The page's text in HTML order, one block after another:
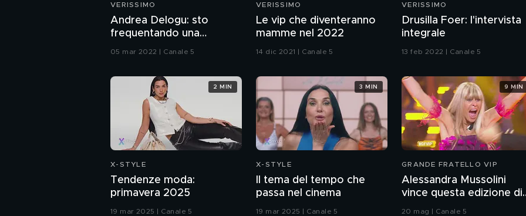
VERISSIMO
Andrea Delogu: sto
frequentando una
05 mar 2022 | Canale 5
VERISSIMO
Le vip che diventeranno
mamme nel 2022
14 dic 2021 | Canale 5
VERISSIMO
Drusilla Foer: l'intervista
integrale
13 feb 2022 | Canale 5
X-STYLE
Tendenze moda:
primavera 2025
19 mar 2025 | Canale 5
2 MIN
X-STYLE
Il tema del tempo che
passa nel cinema
19 mar 2025 | Canale 5
3 MIN
GRANDE FRATELLO VIP
Alessandra Mussolini
vince questa edizione di
Grande Fratello VIP
20 mag | Canale 5
9 MIN